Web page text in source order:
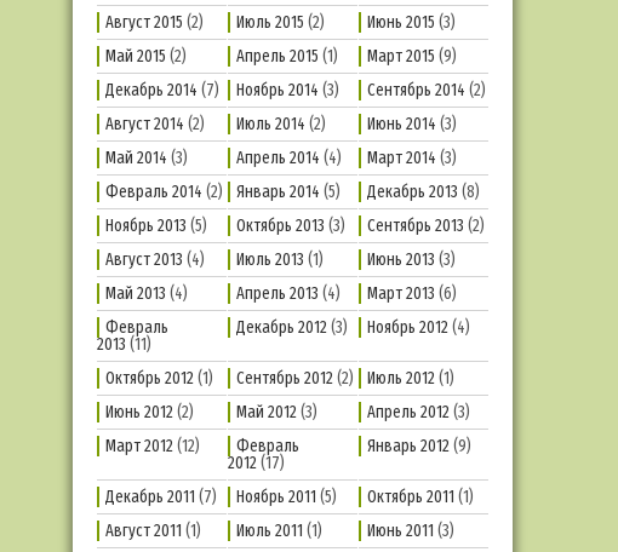
Август 2015 (2) Июль 2015 (2) Июнь 2015 (3)
Май 2015 (2) Апрель 2015 (1) Март 2015 (9)
Декабрь 2014 (7) Ноябрь 2014 (3) Сентябрь 2014 (2)
Август 2014 (2) Июль 2014 (2) Июнь 2014 (3)
Май 2014 (3) Апрель 2014 (4) Март 2014 (3)
Февраль 2014 (2) Январь 2014 (5) Декабрь 2013 (8)
Ноябрь 2013 (5) Октябрь 2013 (3) Сентябрь 2013 (2)
Август 2013 (4) Июль 2013 (1) Июнь 2013 (3)
Май 2013 (4) Апрель 2013 (4) Март 2013 (6)
Февраль
2013 (11)
Декабрь 2012(3) Ноябрь 2012(4)
Октябрь 2012(1) Сентябрь 2012(2) Июль 2012(1)
Июнь 2012(2) Май 2012(3) Апрель 2012(3)
Март 2012(12)
Февраль
2012(17)
Январь 2012(9)
Декабрь 2011 (7) Ноябрь 2011 (5) Октябрь 2011 (1)
Август 2011 (1) Июль 2011 (1) Июнь 2011 (3)